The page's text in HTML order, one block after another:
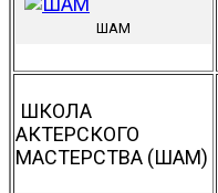
ШАМ
ШКОЛА
АКТЕРСКОГО
МАСТЕРСТВА (ШАМ)